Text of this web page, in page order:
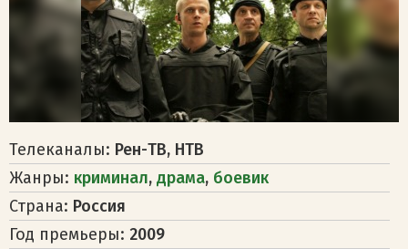
Телеканалы: Рен-ТВ, НТВ
Жанры: криминал, драма, боевик
Страна: Россия
Год премьеры: 2009